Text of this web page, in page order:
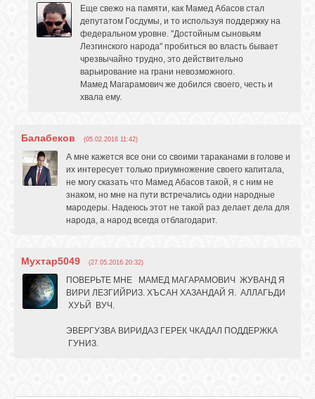
Еще свежо на памяти, как Мамед Абасов стал
депутатом Госдумы, и то используя поддержку на
федеральном уровне. "Достойным сыновьям
Лезгинского народа" пробиться во власть бывает
чрезвычайно трудно, это действительно
варьирование на грани невозможного.
Мамед Магарамович же добился своего, честь и
хвала ему.
Балабеков (05.02.2016 11:42)
А мне кажется все они со своими тараканами в голове и
их интересует только приумножение своего капитала,
не могу сказать что Мамед Абасов такой, я с ним не
знаком, но мне на пути встречались одни народные
мародеры. Надеюсь этот не такой раз делает дела для
народа, а народ всегда отблагодарит.
Мухтар5049 (27.05.2016 20:32)
ПОВЕРЬТЕ МНЕ МАМЕД МАГАРАМОВИЧ ЖУВАНД Я
ВИРИ ЛЕЗГИЙРИЗ. ХЪСАН ХАЗАНДАЙ Я. АЛЛАГЬДИ
ХУЬЙ ВУЧ.
ЭВЕРГУЗВА ВИРИДАЗ ГЕРЕК ЧКАДАЛ ПОДДЕРЖКА
ГУНИЗ.